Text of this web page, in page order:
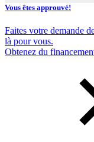
Vous êtes approuvé!
Faites votre demande
là pour vous.
Obtenez du